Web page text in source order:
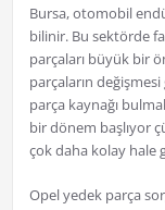
Bursa, otomobil
bilinir. Bu sektörde
parçaları büyük bir
parçaların
parça kaynağı
bir dönem başlıyor
çok daha kolay hale
Opel yedek parça